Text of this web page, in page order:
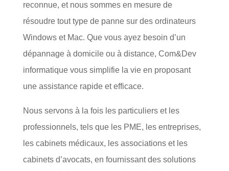
reconnue, et nous sommes en mesure de
résoudre tout type de panne sur des ordinateurs
Windows et Mac. Que vous ayez besoin d’un
dépannage à domicile ou à distance, Com&Dev
informatique vous simplifie la vie en proposant
une assistance rapide et efficace.
Nous servons à la fois les particuliers et les
professionnels, tels que les PME, les entreprises,
les cabinets médicaux, les associations et les
cabinets d’avocats, en fournissant des solutions